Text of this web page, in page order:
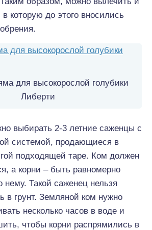
в которую до этого вносились
для высокорослой голубики
Либерти
выбирать 2-3 летние саженцы с
системой, продающиеся в
подходящей таре. Ком должен
а корни – быть равномерно
нему. Такой саженец нельзя
в грунт. Земляной ком нужно
несколько часов в воде и
чтобы корни распрямились в